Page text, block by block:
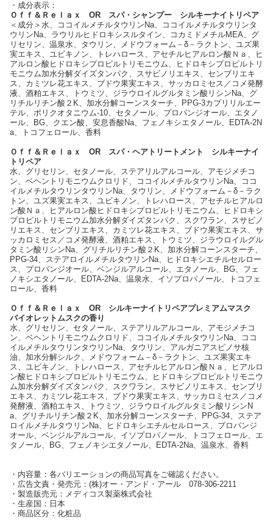
・成分表示：
Ｏｆｆ＆Ｒｅｌａｘ ОR スパ・シャンプー シルキーナイトリペア
＜成分＞水、ココイルメチルタウリンNa、ココイルメチルタウリンタ
ウリンNa、ラウリルヒドロキシスルタイン、コカミドメチルMEA、グ
リセリン、温泉水、タウリン、メドウフォーム－δ－ラクトン、ユズ果
実エキス、ユビキノン、トレハロース、アセチルヒアルロン酸Ｎａ、ヒ
アルロン酸ヒドロキシプロピルトリモニウム、ヒドロキシプロピルトリ
モニウム加水分解ダイズタンパク、スサビノリエキス、センブリエキ
ス、カミツレ花エキス、ブドウ果実エキス、サッカロミセス／コメ発酵
液、酒粕エキス、トウミツ、ジラウロイルグルタミン酸リシンNa、グ
リチルリチン酸２K、加水分解コーンスターチ、PPG-3カプリリルエー
テル、ポリクオタニウム-10、セタノール、プロパンジオール、エタノ
ール、BG、クエン酸、安息香酸Na、フェノキシエタノール、EDTA-2N
a、トコフェロール、香料
Ｏｆｆ＆Ｒｅｌａｘ ОR スパ・ヘアトリートメント シルキーナイ
トリペア
水、グリセリン、セタノール、ステアリルアルコール、アモジメチコ
ン、ベヘントリモニウムクロリド、ココイルメチルタウリンNa、ココ
イルメチルタウリンタウリンNa、タウリン、メドウフォーム－δ－ラク
トン、ユズ果実エキス、ユビキノン、トレハロース、アセチルヒアルロ
ン酸Ｎａ、ヒアルロン酸ヒドロキシプロピルトリモニウム、ヒドロキシ
プロピルトリモニウム加水分解ダイズタンパク、スクワラン、スサビノ
リエキス、センブリエキス、カミツレ花エキス、ブドウ果実エキス、サ
ッカロミセス／コメ発酵液、酒粕エキス、トウミツ、ジラウロイルグル
タミン酸リシンNa、グリチルリチン酸２K、加水分解コーンスターチ、
PPG-34、ステアロイルメチルタウリンNa、ヒドロキシエチルセルロー
ス、プロパンジオール、ベンジルアルコール、エタノール、BG、フェ
ノキシエタノール、EDTA-2Na、温泉水、イソプロパノール、トコフェ
ロール、香料
Ｏｆｆ＆Ｒｅｌａｘ ОR シルキーナイトリペアプレミアムマスク
バイオレットムスクの香り
水、グリセリン、セタノール、ステアリルアルコール、アモジメチコ
ン、ベヘントリモニウムクロリド、ココイルメチルタウリンNa、ココ
イルメチルタウリンタウリンNa、タウリン、アルガニアスピノサ核
油、加水分解シルク、メドウフォーム－δ－ラクトン、ユズ果実エキ
ス、ユビキノン、トレハロース、アセチルヒアルロン酸Ｎａ、ヒアルロ
ン酸ヒドロキシプロピルトリモニウム、ヒドロキシプロピルトリモニウ
ム加水分解ダイズタンパク、スクワラン、スサビノリエキス、センブリ
エキス、カミツレ花エキス、ブドウ果実エキス、サッカロミセス／コメ
発酵液、酒粕エキス、トウミツ、ジラウロイルグルタミン酸リシンN
a、グリチルリチン酸２K、加水分解コーンスターチ、PPG-34、ステア
ロイルメチルタウリンNa、ヒドロキシエチルセルロース、プロパンジ
オール、ベンジルアルコール、イソプロパノール、トコフェロール、エ
タノール、BG、フェノキシエタノール、EDTA-2Na、温泉水、香料
・内容量：各バリエーションの商品写真をご確認ください。
・広告文責・発売元：(株)オー・アンド・アール 078-306-2211
・製造販売元：メディコス製薬株式会社
・生産国：日本
・商品区分：化粧品